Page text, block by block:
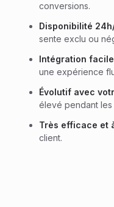
conversions.
Disponibilité
sente exclu ou
Intégration facile
une expérience
Évolutif avec
élevé pendant les
Très efficace et
client.